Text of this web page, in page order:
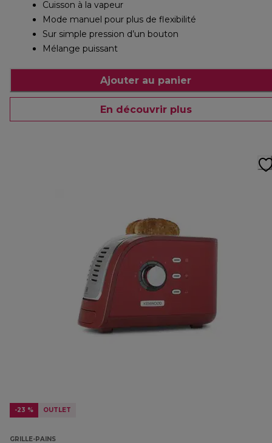
Cuisson à la vapeur
Mode manuel pour plus de flexibilité
Sur simple pression d’un bouton
Mélange puissant
Ajouter au panier
En découvrir plus
-23 % OUTLET
GRILLE-PAINS